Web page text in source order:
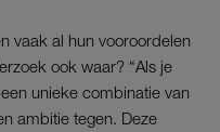
vaak al hun vooroordelen
ook waar? “Als je
unieke combinatie van
ambitie tegen. Deze